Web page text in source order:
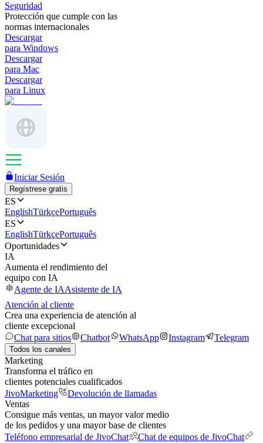
Seguridad
Protección que cumple con las
normas internacionales
Descargar
para Windows
Descargar
para Mac
Descargar
para Linux
Iniciar Sesión
Regístrese gratis
ES
EnglishTürkçePortuguês
ES
EnglishTürkçePortuguês
Oportunidades
IA
Aumenta el rendimiento del
equipo con IA
Agente de IAAsistente de IA
Atención al cliente
Crea una experiencia de atención al
cliente excepcional
Chat para sitios
Chatbot WhatsApp Instagram Telegram
Todos los canales
Marketing
Transforma el tráfico en
clientes potenciales cualificados
JivoMarketing
Devolución de llamadas
Ventas
Consigue más ventas, un mayor valor medio
de los pedidos y una mayor base de clientes
Teléfono empresarial de JivoChat
Chat de equipos de JivoChat